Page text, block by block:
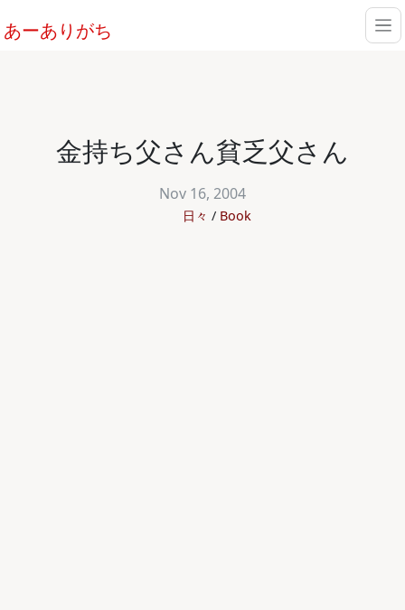
あーありがち
金持ち父さん貧乏父さん
Nov 16, 2004
日々 Book